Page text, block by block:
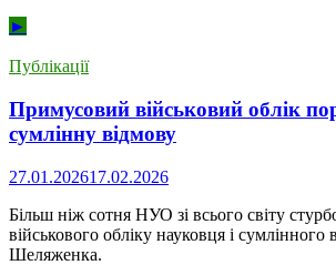
►
Публікації
Примусовий військовий облік
сумлінну відмову
27.01.202617.02.2026
Більш ніж сотня НУО зі всього світу
військового обліку науковця і
Шеляженка.